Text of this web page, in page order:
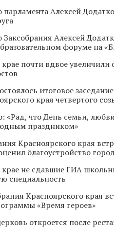
парламента Алексей
Заксобрания Алексей
форуме на
почти вдвое
итоговое
края четвертого
«Рад, что День семьи,
праздником»
Красноярского края
благоустройство
не сдавшие ГИА
специальность
Красноярского края
«Время героев»
откроется после